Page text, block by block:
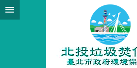
跳到主要內容區塊